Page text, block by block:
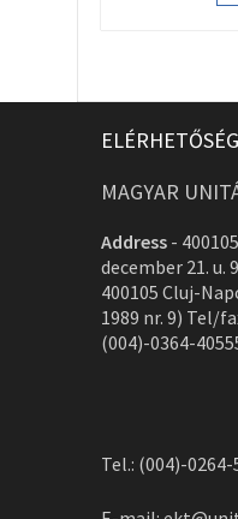
MAGYAR
Address -
december 21. u.
400105 Cluj-
1989 nr. 9) Tel/
(004)-0364-
Tel.: (004)-0264-